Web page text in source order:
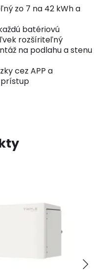
zo 7 na 42 kWh a
batériovú
rozšíriteľný
na podlahu a stenu
cez APP a